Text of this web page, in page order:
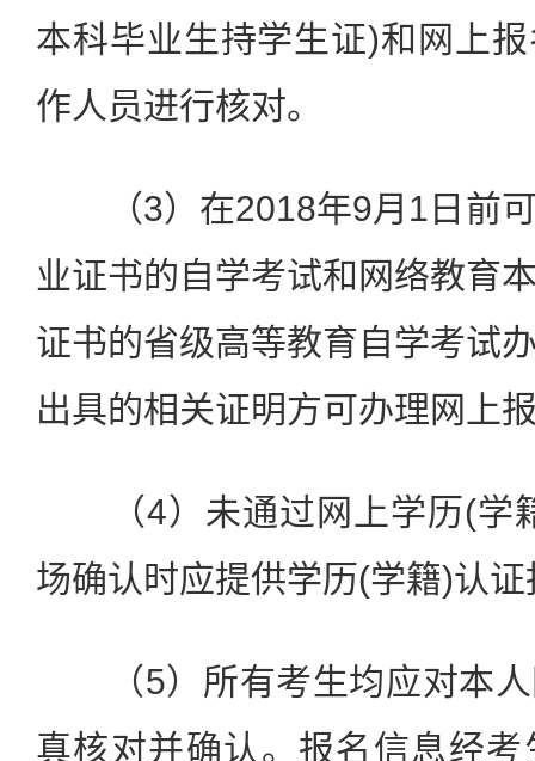
本科毕业生持学生证)和网上
作人员进行核对。
（3）在2018年9月1日前可
业证书的自学考试和网络教育
证书的省级高等教育自学考试
出具的相关证明方可办理网上
（4）未通过网上学历(学
场确认时应提供学历(学籍)认
（5）所有考生均应对本人
真核对并确认。报名信息经